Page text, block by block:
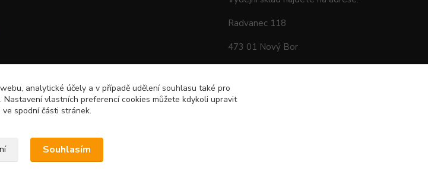
Radvanec 118
473 01 Nový Bor
sběr cookies.
analytické účely a v případě udělení souhlasu také pro
vlastních preferencí cookies můžete kdykoli upravit
ve spodní části stránek.
Souhlasím